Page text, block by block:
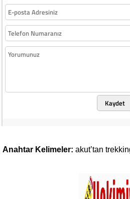
Kaydet
Anahtar Kelimeler: akut’tan